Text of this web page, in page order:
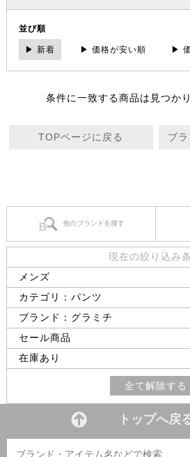
並び順
▶ 新着 ▶ 価格が安い順 ▶
条件に一致する商品は見つか
TOPページに戻る ブ
現在の絞り込み
メンズ
カテゴリ：パンツ
ブランド：グラミチ
セール商品
在庫あり
全て解除する
トップへ戻